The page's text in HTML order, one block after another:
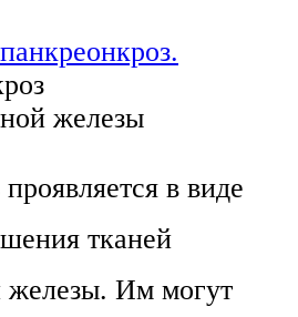
железы
в виде
тканей
железы. Им могут